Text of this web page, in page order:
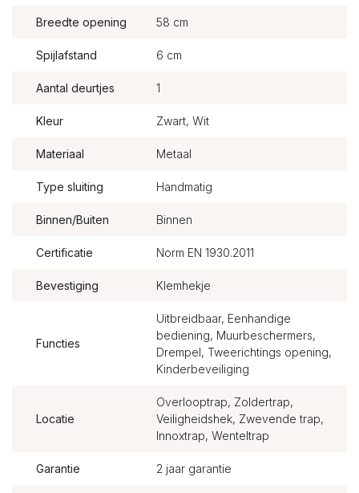
Breedte opening 58 cm
Spijlafstand 6 cm
Aantal deurtjes 1
Kleur Zwart, Wit
Materiaal Metaal
Type sluiting Handmatig
Binnen/Buiten Binnen
Certificatie Norm EN 1930.2011
Bevestiging Klemhekje
Functies
Uitbreidbaar, Eenhandige
bediening, Muurbeschermers,
Drempel, Tweerichtings opening,
Kinderbeveiliging
Locatie
Overlooptrap, Zoldertrap,
Veiligheidshek, Zwevende trap,
Innoxtrap, Wenteltrap
Garantie 2 jaar garantie